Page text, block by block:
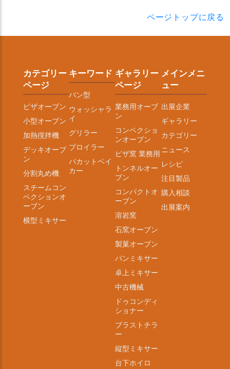
ページトップに戻る
カテゴリー
ページ
ピザオーブン
小型オーブン
加熱撹拌機
デッキオーブ
ン
分割丸め機
スチームコン
ベクションオ
ーブン
横型ミキサー
キーワード
パン型
ウォッシャラ
イ
グリラー
ブロイラー
パカットベイ
カー
ギャラリー
ページ
業務用オーブ
ン
コンベクショ
ンオーブン
ピザ窯 業務用
トンネルオー
ブン
コンパクトオ
ーブン
溶岩窯
石窯オーブン
製菓オーブン
パンミキサー
卓上ミキサー
中古機械
ドゥコンディ
ショナー
ブラストチラ
ー
縦型ミキサー
台下ホイロ
メインメニ
ュー
出展企業
ギャラリー
カテゴリー
ニュース
レシピ
注目製品
購入相談
出展案内